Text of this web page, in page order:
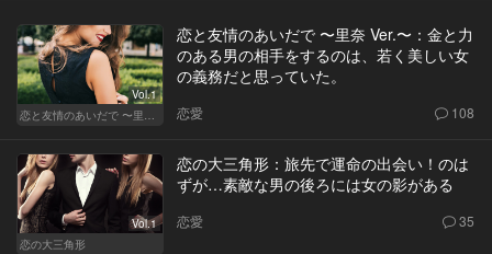
Vol.1
恋と友情のあいだで 〜里奈 Ver.〜
恋と友情のあいだで 〜里奈 Ver.〜：金と力
のある男の相手をするのは、若く美しい女
の義務だと思っていた。
恋愛 108
Vol.1
恋の大三角形
恋の大三角形：旅先で運命の出会い！のは
ずが…素敵な男の後ろには女の影がある
恋愛 35